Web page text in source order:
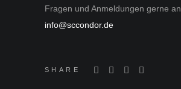
Fragen und Anmeldungen gerne an
info@sccondor.de
SHARE